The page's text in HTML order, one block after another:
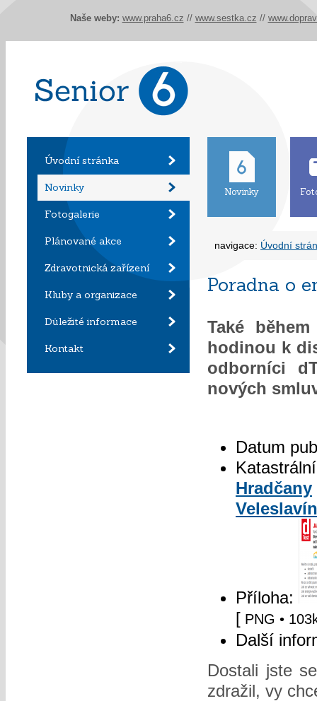
Úvodní stránka
Novinky
Fotogalerie
Plánované akce
Zdravotnická zařízení
Kluby a organizace
Důležité informace
Kontakt
Novinky
navigace: Úvodní
Poradna o
Také
hodinou k
odborníci
nových
Datum
Hradčany
Veleslavín
Příloha:
[ PNG •
Další
Dostali jste
zdražil, vy
Naše weby: www.praha6.cz // www.sestka.cz //